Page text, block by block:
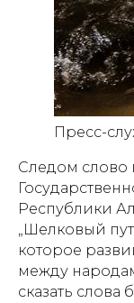
Пресс-
Следом слово
Республики
„Шелковый
которое
между
сказать